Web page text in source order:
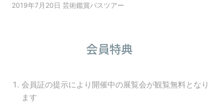
2019年7月20日 芸術鑑賞バスツアー
会員特典
会員証の提示により開催中の展覧会が観覧無料となり
ます